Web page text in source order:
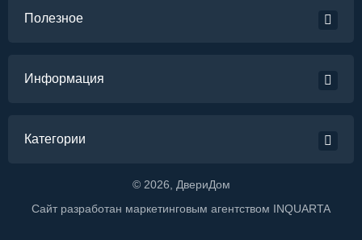
Полезное
Информация
Категории
© 2026 , ДвериДом
Сайт разработан маркетинговым агентством INQUARTA